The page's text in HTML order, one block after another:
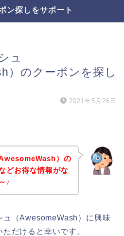
ン探しをサポート
ュ
）のクーポンを探し
2021年5月26日
）の
どお得な情報がな
♪
ュ（AwesomeWash）に興味
だけると幸いです。